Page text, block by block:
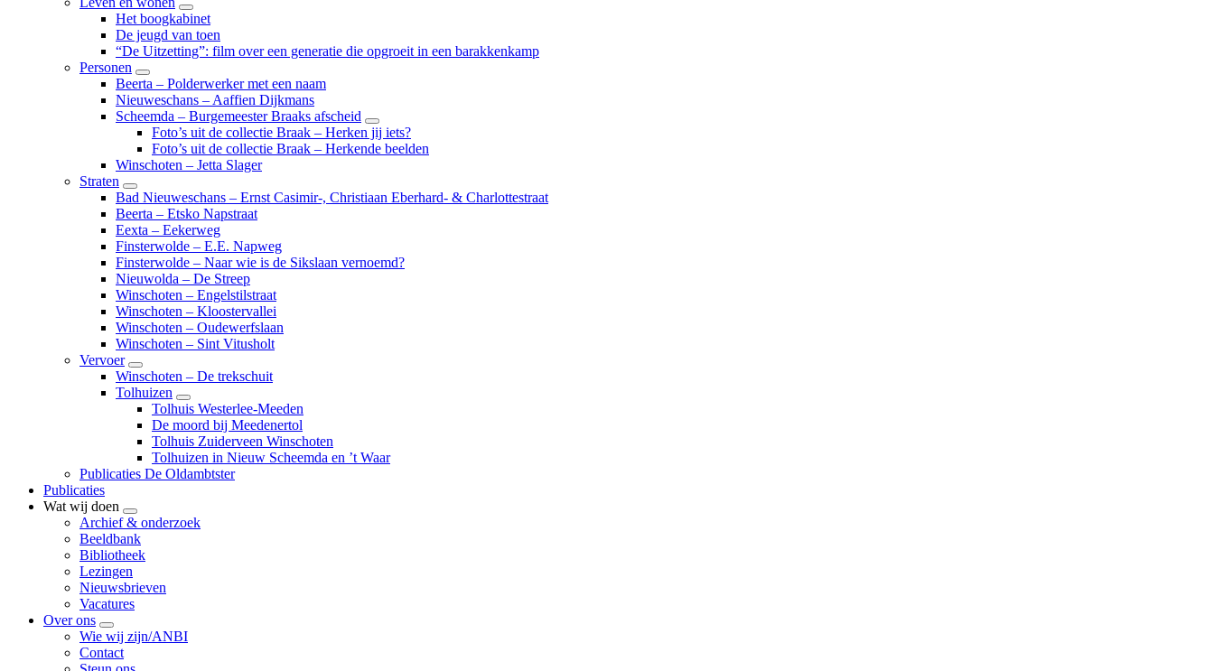
Submenu
Het boogkabinet
De jeugd van toen
“De Uitzetting”: film over een generatie die opgroeit in een barakkenkamp
Personen
Submenu
Beerta – Polderwerker met een naam
Nieuweschans – Aaffien Dijkmans
Scheemda – Burgemeester Braaks afscheid
Submenu
Foto’s uit de collectie Braak – Herken jij iets?
Foto’s uit de collectie Braak – Herkende beelden
Winschoten – Jetta Slager
Straten
Submenu
Bad Nieuweschans – Ernst Casimir-, Christiaan Eberhard- & Charlottestraat
Beerta – Etsko Napstraat
Eexta – Eekerweg
Finsterwolde – E.E. Napweg
Finsterwolde – Naar wie is de Sikslaan vernoemd?
Nieuwolda – De Streep
Winschoten – Engelstilstraat
Winschoten – Kloostervallei
Winschoten – Oudewerfslaan
Winschoten – Sint Vitusholt
Vervoer
Submenu
Winschoten – De trekschuit
Tolhuizen
Submenu
Tolhuis Westerlee-Meeden
De moord bij Meedenertol
Tolhuis Zuiderveen Winschoten
Tolhuizen in Nieuw Scheemda en ’t Waar
Publicaties De Oldambtster
Publicaties
Wat wij doen
Submenu
Archief & onderzoek
Beeldbank
Bibliotheek
Lezingen
Nieuwsbrieven
Vacatures
Over ons
Submenu
Wie wij zijn/ANBI
Contact